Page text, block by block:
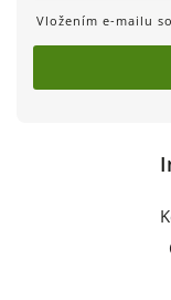
Vložením e-mailu